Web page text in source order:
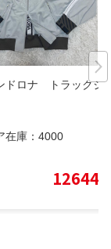
ドロナ トラックジ
在庫： 4000
12644